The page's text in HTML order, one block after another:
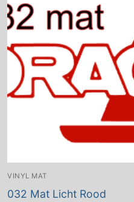
VINYL MAT
032 Mat Licht Rood